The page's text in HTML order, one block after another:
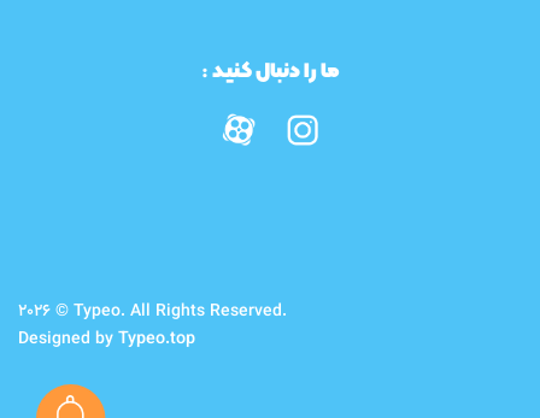
ما را دنبال کنید :
2026 © Typeo. All Rights Reserved.
Designed byTypeo.top